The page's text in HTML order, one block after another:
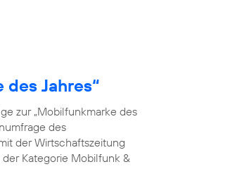
Jahres“
zur „Mobilfunkmarke des
des
der Wirtschaftszeitung
Kategorie Mobilfunk &